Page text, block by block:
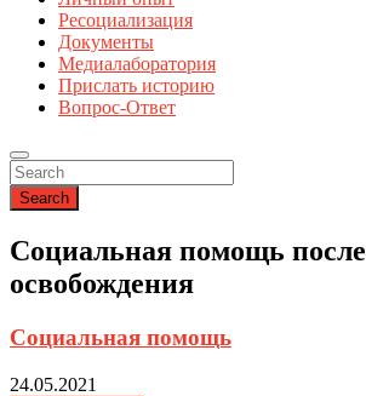
Ресоциализация
Документы
Медиалаборатория
Прислать историю
Вопрос-Ответ
Search
Социальная помощь после
освобождения
Социальная помощь
24.05.2021